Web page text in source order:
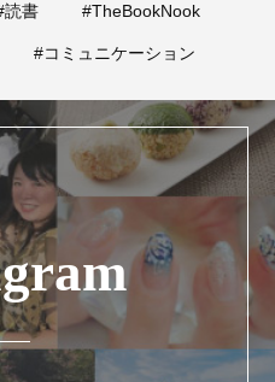
読書 #TheBookNook
#コミュニケーション